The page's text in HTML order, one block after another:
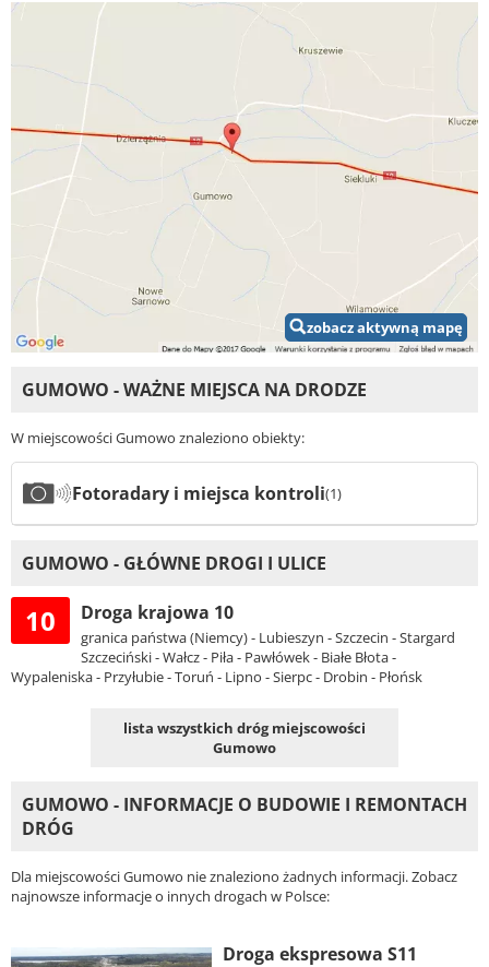
zobacz aktywną mapę
GUMOWO - WAŻNE MIEJSCA NA DRODZE
W miejscowości Gumowo znaleziono obiekty:
Fotoradary i miejsca kontroli(1)
GUMOWO - GŁÓWNE DROGI I ULICE
10 Droga krajowa 10
granica państwa (Niemcy) - Lubieszyn - Szczecin - Stargard
Szczeciński - Wałcz - Piła - Pawłówek - Białe Błota -
Wypaleniska - Przyłubie - Toruń - Lipno - Sierpc - Drobin - Płońsk
lista wszystkich dróg miejscowości
Gumowo
GUMOWO - INFORMACJE O BUDOWIE I REMONTACH
DRÓG
Dla miejscowości Gumowo nie znaleziono żadnych informacji. Zobacz
najnowsze informacje o innych drogach w Polsce:
Droga ekspresowa S11